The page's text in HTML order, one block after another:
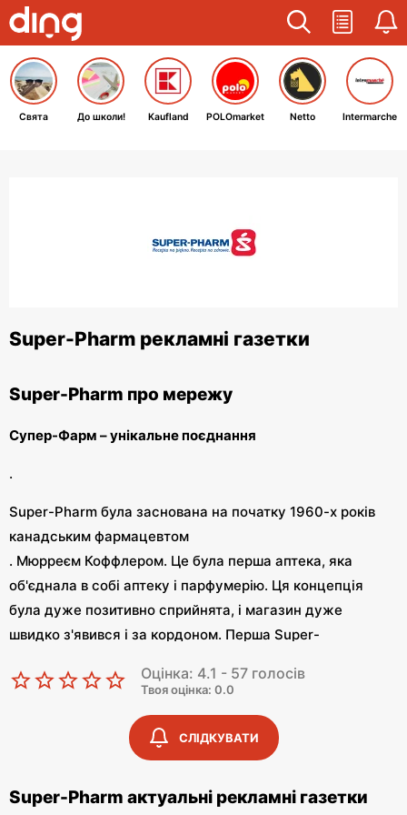
Свята До школи! Kaufland POLOmarket Netto Intermarche
Super-Pharm рекламні газетки
Super-Pharm про мережу
Супер-Фарм – унікальне поєднання
.
Super-Pharm була заснована на початку 1960-х років
канадським фармацевтом
. Мюрреєм Коффлером. Це була перша аптека, яка
об'єднала в собі аптеку і парфумерію. Ця концепція
була дуже позитивно сприйнята, і магазин дуже
швидко з'явився і за кордоном. Перша Super-
мережу можна знайти у всіх великих містах. містах.
Super-Pharm – аптека, аптека та парфумерія
Супер-Фарм - це магазин, де покупці знайдуть
Оцінка: 4.1 - 57 голосів
Твоя оцінка: 0.0
СЛІДКУВАТИ
Super-Pharm актуальні рекламні газетки